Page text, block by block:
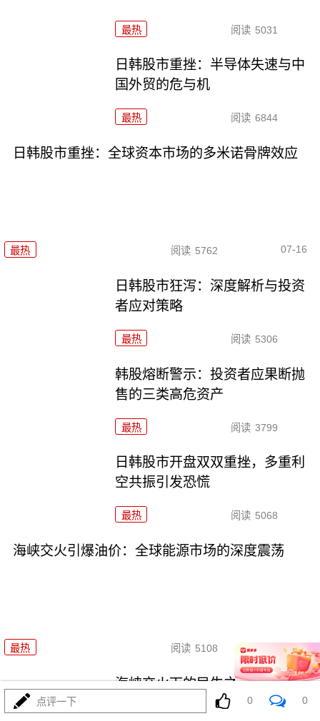
最热 阅读 5031
日韩股市重挫：半导体失速与中
国外贸的危与机
最热 阅读 6844
日韩股市重挫：全球资本市场的多米诺骨牌效应
最热 阅读 5762 07-16
日韩股市狂泻：深度解析与投资
者应对策略
最热 阅读 5306
韩股熔断警示：投资者应果断抛
售的三类高危资产
最热 阅读 3799
日韩股市开盘双双重挫，多重利
空共振引发恐慌
最热 阅读 5068
海峡交火引爆油价：全球能源市场的深度震荡
最热 阅读 5108 07-15
海峡交火下的民生之痛：当地居
点评一下 0 0